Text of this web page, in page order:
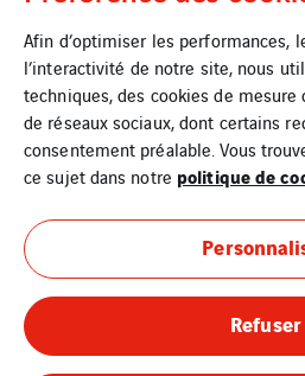
Afin d’optimiser les performances,
l’interactivité de notre site, nous
techniques, des cookies de mesure
de réseaux sociaux, dont certains
consentement préalable. Vous
ce sujet dans notre politique de
Refuser